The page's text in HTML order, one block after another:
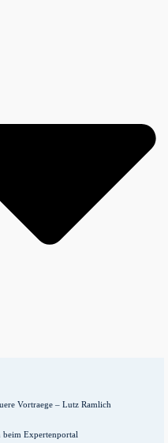
Vortraege – Lutz Ramlich
Expertenportal